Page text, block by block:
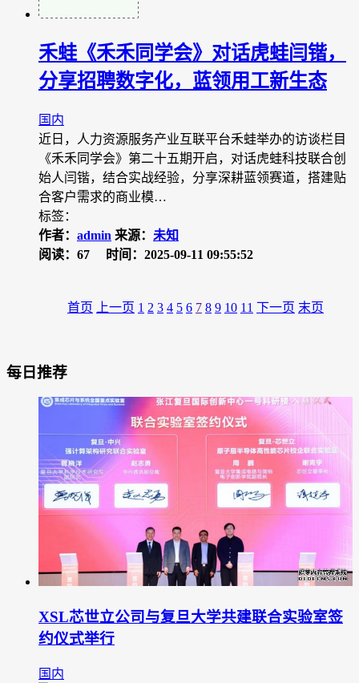
禾蛙《禾禾同学会》对话虎蛙闫锴，
分享招聘数字化，蓝领用工新生态
国内
近日，人力资源服务产业互联平台禾蛙举办的访谈栏目
《禾禾同学会》第二十五期开启，对话虎蛙科技联合创
始人闫锴，结合实战经验，分享深耕蓝领赛道，搭建贴
合客户需求的商业模…
标签：
作者： admin 来源： 未知
阅读：67
时间：2025-09-11 09:55:52
首页 上一页 1 2 3 4 5 6 7 8 9 10 11 下一页 末页
每日推荐
XSL芯世立公司与复旦大学共建联合实验室签
约仪式举行
国内